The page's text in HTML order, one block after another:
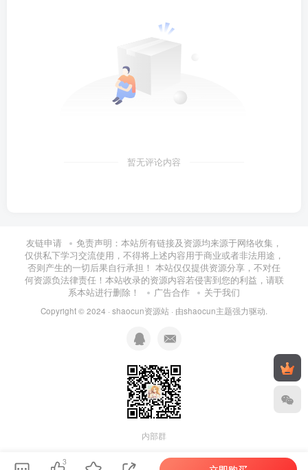
暂无评论内容
友链申请
免责声明：本站所有链接及资源均来源于网络收集，
仅供私下学习交流使用，不得将上述内容用于商业或者非法用途，
否则产生的一切后果自行承担！ 本站仅仅提供资源分享，不对任
何资源负法律责任！本站收录的资源内容若侵害到您的利益，请联
系本站进行删除！
广告合作 关于我们
Copyright © 2024 · shaocun资源站 · 由shaocun主题强力驱动.
内部群
3